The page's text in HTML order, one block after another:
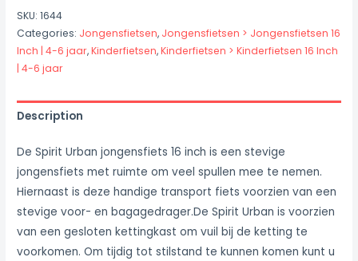
SKU:1644
Categories: Jongensfietsen, Jongensfietsen > Jongensfietsen 16
Inch | 4-6 jaar,Kinderfietsen,Kinderfietsen > Kinderfietsen 16 Inch
| 4-6 jaar
Description
De Spirit Urban jongensfiets 16 inch is een stevige
jongensfiets met ruimte om veel spullen mee te nemen.
Hiernaast is deze handige transport fiets voorzien van een
stevige voor- en bagagedrager.De Spirit Urban is voorzien
van een gesloten kettingkast om vuil bij de ketting te
voorkomen. Om tijdig tot stilstand te kunnen komen kunt u